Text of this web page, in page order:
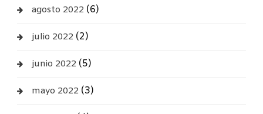
agosto 2022 (6)
julio 2022 (2)
junio 2022 (5)
mayo 2022 (3)